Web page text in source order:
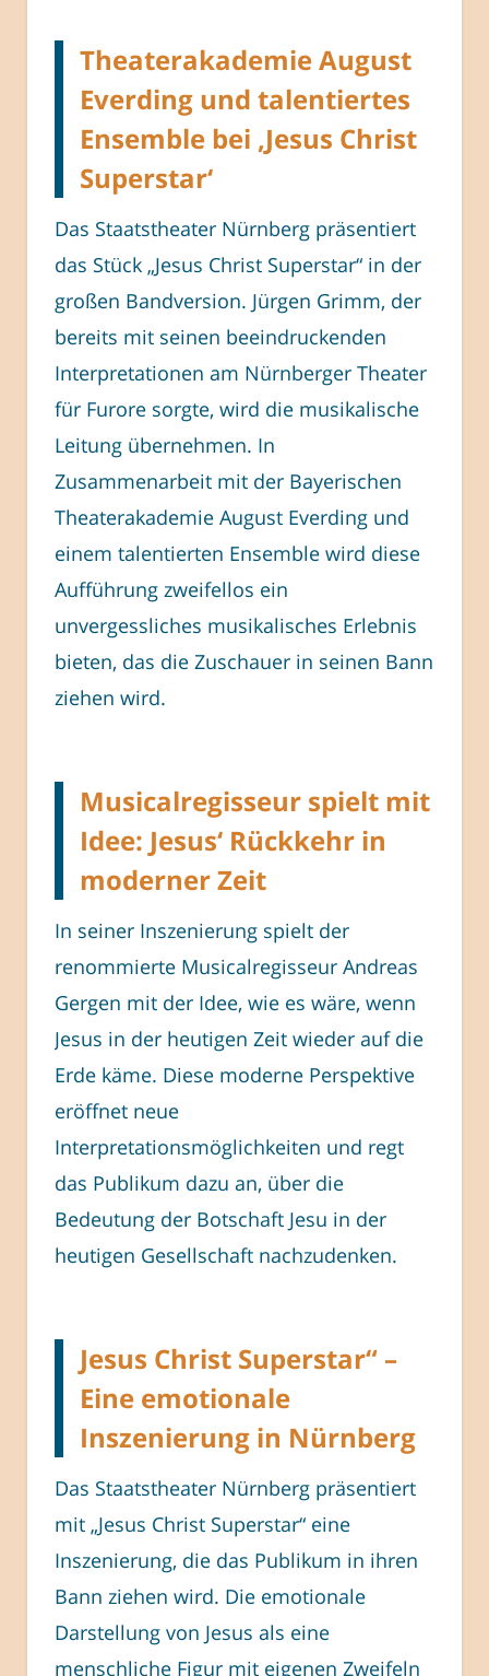
Theaterakademie August
Everding und talentiertes
Ensemble bei ‚Jesus Christ
Superstar‘
Das Staatstheater Nürnberg präsentiert
das Stück „Jesus Christ Superstar“ in der
großen Bandversion. Jürgen Grimm, der
bereits mit seinen beeindruckenden
Interpretationen am Nürnberger Theater
für Furore sorgte, wird die musikalische
Leitung übernehmen. In
Zusammenarbeit mit der Bayerischen
Theaterakademie August Everding und
einem talentierten Ensemble wird diese
Aufführung zweifellos ein
unvergessliches musikalisches Erlebnis
bieten, das die Zuschauer in seinen Bann
ziehen wird.
Musicalregisseur spielt mit
Idee: Jesus‘ Rückkehr in
moderner Zeit
In seiner Inszenierung spielt der
renommierte Musicalregisseur Andreas
Gergen mit der Idee, wie es wäre, wenn
Jesus in der heutigen Zeit wieder auf die
Erde käme. Diese moderne Perspektive
eröffnet neue
Interpretationsmöglichkeiten und regt
das Publikum dazu an, über die
Bedeutung der Botschaft Jesu in der
heutigen Gesellschaft nachzudenken.
Jesus Christ Superstar“ –
Eine emotionale
Inszenierung in Nürnberg
Das Staatstheater Nürnberg präsentiert
mit „Jesus Christ Superstar“ eine
Inszenierung, die das Publikum in ihren
Bann ziehen wird. Die emotionale
Darstellung von Jesus als eine
menschliche Figur mit eigenen Zweifeln